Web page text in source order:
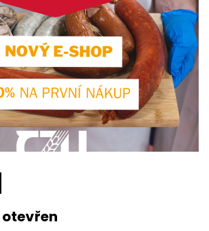
otevřen